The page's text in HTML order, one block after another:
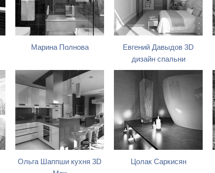
Марина Полнова
Евгений Давыдов 3D
дизайн спальни
Ольга Шаппши кухня 3D
Цолак Саркисян